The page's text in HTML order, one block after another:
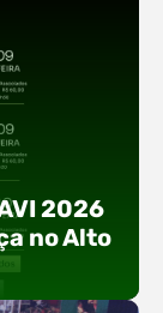
2026
no Alto